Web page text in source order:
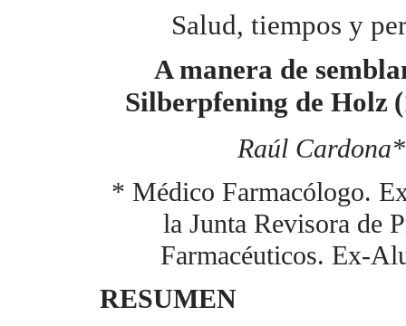
Salud, tiempos y
A manera de
Silberpfening de Holz
Raúl
* Médico Farmacólogo.
la Junta Revisora de
Farmacéuticos. Ex-
RESUMEN